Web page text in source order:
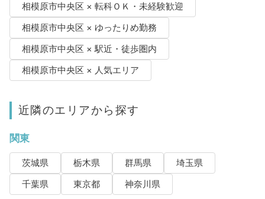
相模原市中央区 × 転科ＯＫ・未経験歓迎
相模原市中央区 × ゆったりめ勤務
相模原市中央区 × 駅近・徒歩圏内
相模原市中央区 × 人気エリア
近隣のエリアから探す
関東
茨城県 栃木県 群馬県
埼玉県
千葉県
東京都 神奈川県